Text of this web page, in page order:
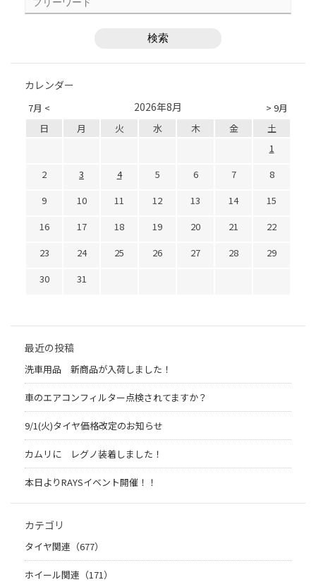
カレンダー
7月 < > 9月
2026年8月
日 月 火 水 木 金
土
1
2
3 4 5 6 7
8
9
10 11 12 13 14
15
16
17 18 19 20 21
22
23
24 25 26 27 28
29
30
31
最近の投稿
洗車用品 新商品が入荷しました！
車のエアコンフィルター点検されてますか？
9/1(火)タイヤ価格改定のお知らせ
カムリに レグノ装着しました！
本日よりRAYSイベント開催！！
カテゴリ
タイヤ関連（677）
ホイール関連（171）